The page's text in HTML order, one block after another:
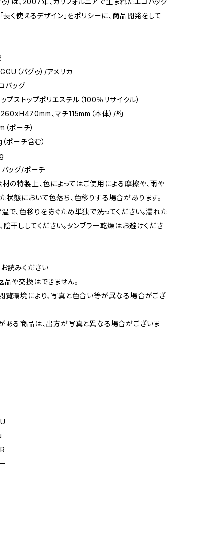
）は、2007年、カリフォルニアで生まれたエコバッグ
長く使えるデザイン」をポリシーに、商品開発をして
（バグゥ）/アメリカ
バッグ
プストップポリエステル（100％リサイクル）
、マチ115mm（本体）/約
ポーチ）
ポーチ含む）
バッグ/ポーチ
材の特製上、色によってはご使用による摩擦や、雨や
状態において色落ち、色移りする場合があります。
で、色移りを防ぐため単独で洗ってください。濡れた
陰干ししてください。タンブラー乾燥はお避けくださ
読みください
品や交換はできません。
覧環境により、写真と色合い等が異なる場合がござ
ある商品は、出方が写真と異なる場合がございま